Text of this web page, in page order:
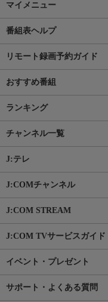
マイメニュー
番組表ヘルプ
リモート録画予約ガイド
おすすめ番組
ランキング
チャンネル一覧
J:テレ
J:COMチャンネル
J:COM STREAM
J:COM TVサービスガイド
イベント・プレゼント
サポート・よくある質問